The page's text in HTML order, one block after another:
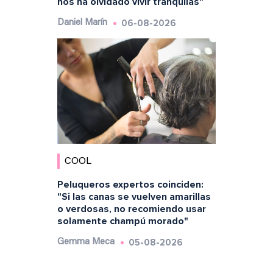
Daniel Marín 06-08-2026
COOL
Peluqueros expertos coinciden:
"Si las canas se vuelven amarillas
o verdosas, no recomiendo usar
solamente champú morado"
Gemma Meca 05-08-2026